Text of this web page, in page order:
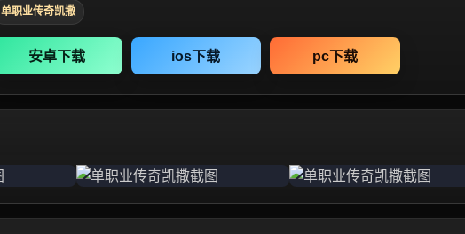
单职业传奇凯撒
安卓下载 ios下载 pc下载